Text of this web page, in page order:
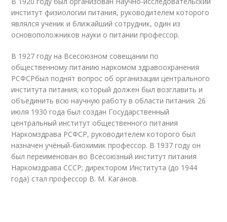
институт физиологии питания, руководителем которого
являлся ученик и ближайший сотрудник, один из
основоположников науки о питании профессор.
В 1927 году на Всесоюзном совещании по
общественному питанию наркомом здравоохранения
РСФСРбыл поднят вопрос об организации центрального
института питания, который должен был возглавить и
объединить всю научную работу в области питания. 26
июля 1930 года был создан Государственный
центральный институт общественного питания
Наркомздрава РСФСР, руководителем которого был
назначен учёный-биохимик профессор. В 1937 году он
был переименован во Всесоюзный институт питания
Наркомздрава СССР; директором Института (до 1944
года) стал профессор В. М. Каганов.